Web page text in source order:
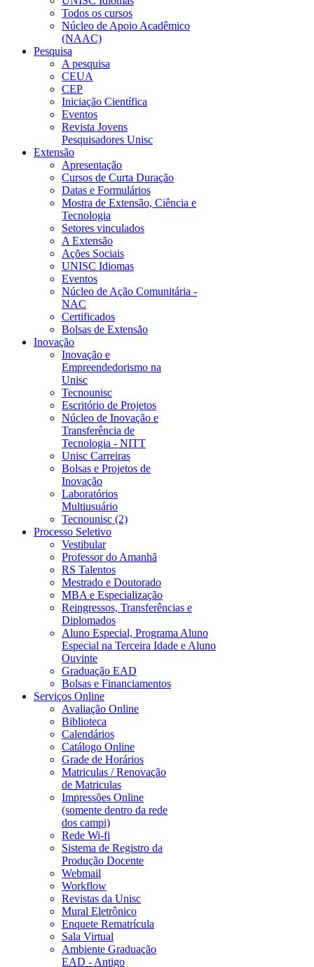
Todos os cursos
Núcleo de Apoio Acadêmico
(NAAC)
Pesquisa
A pesquisa
CEUA
CEP
Iniciação Científica
Eventos
Revista Jovens
Pesquisadores Unisc
Extensão
Apresentação
Cursos de Curta Duração
Datas e Formulários
Mostra de Extensão, Ciência e
Tecnologia
Setores vinculados
A Extensão
Ações Sociais
UNISC Idiomas
Eventos
Núcleo de Ação Comunitária -
NAC
Certificados
Bolsas de Extensão
Inovação
Inovação e
Empreendedorismo na
Unisc
Tecnounisc
Escritório de Projetos
Núcleo de Inovação e
Transferência de
Tecnologia - NITT
Unisc Carreiras
Bolsas e Projetos de
Inovação
Laboratórios
Multiusuário
Tecnounisc (2)
Processo Seletivo
Vestibular
Professor do Amanhã
RS Talentos
Mestrado e Doutorado
MBA e Especialização
Reingressos, Transferências e
Diplomados
Aluno Especial, Programa Aluno
Especial na Terceira Idade e Aluno
Ouvinte
Graduação EAD
Bolsas e Financiamentos
Serviços Online
Avaliação Online
Biblioteca
Calendários
Catálogo Online
Grade de Horários
Matriculas / Renovação
de Matriculas
Impressões Online
(somente dentro da rede
dos campi)
Rede Wi-fi
Sistema de Registro da
Produção Docente
Webmail
Workflow
Revistas da Unisc
Mural Eletrônico
Enquete Rematrícula
Sala Virtual
Ambiente Graduação
EAD - Antigo